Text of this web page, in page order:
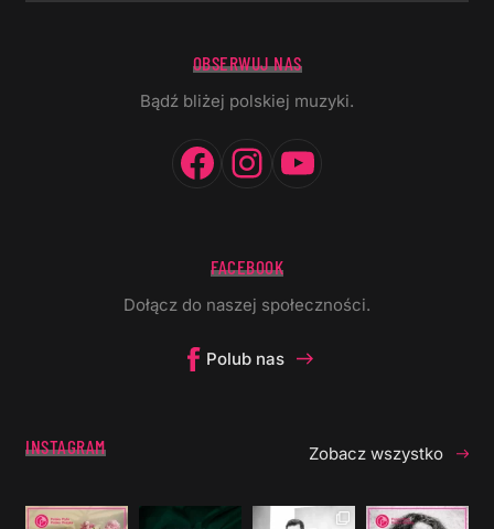
OBSERWUJ NAS
Bądź bliżej polskiej muzyki.
Facebook
Instagram
FACEBOOK
Dołącz do naszej społeczności.
Polub nas
INSTAGRAM Zobacz wszystko